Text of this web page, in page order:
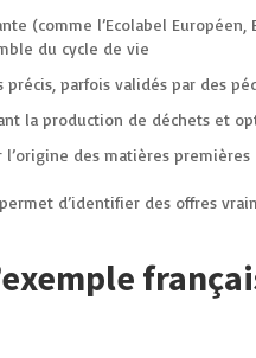
(comme l’Ecolabel Européen,
du cycle de vie
parfois validés par des
la production de déchets et
l’origine des matières
d’identifier des offres